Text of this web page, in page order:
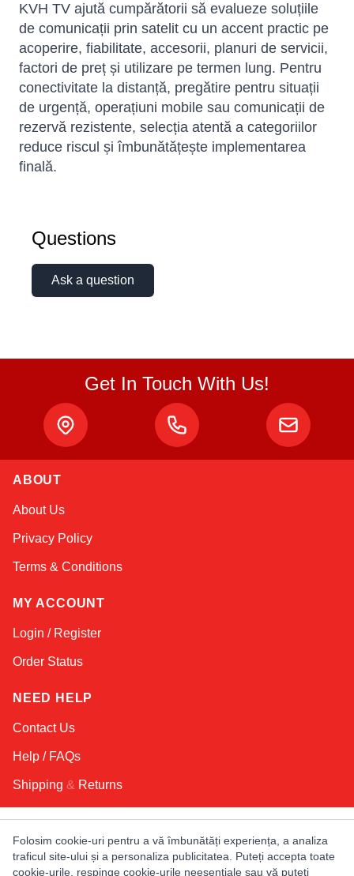
KVH TV ajută cumpărătorii să evalueze soluțiile
de comunicații prin satelit cu un accent practic pe
acoperire, fiabilitate, accesorii, planuri de servicii,
factori de preț și utilizare pe termen lung. Pentru
conectivitate la distanță, pregătire pentru situații
de urgență, operațiuni mobile sau comunicații de
rezervă rezistente, selecția atentă a categoriilor
reduce riscul și îmbunătățește implementarea
finală.
Questions
Ask a question
Get In Touch With Us!
ABOUT
About Us
Privacy Policy
Terms & Conditions
MY ACCOUNT
Login / Register
Order Status
NEED HELP
Contact Us
Help / FAQs
Shipping & Returns
KEEP IN TOUCH!
Email Address
Folosim cookie-uri pentru a vă îmbunătăți experiența, a analiza
traficul site-ului și a personaliza publicitatea. Puteți accepta toate
cookie-urile, respinge cookie-urile neesențiale sau vă puteți